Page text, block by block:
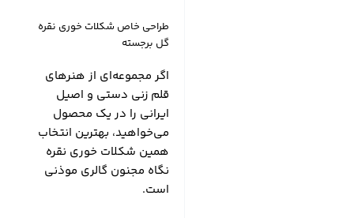
طراحی خاص شکلات خوری نقره
گل برجسته
اگر مجموعه‌ای از هنرهای
قلم زنی دستی و اصیل
ایرانی را در یک محصول
می‌خواهید، بهترین انتخاب
همین شکلات خوری نقره
نگاه مجنون گالری موذنی
است.